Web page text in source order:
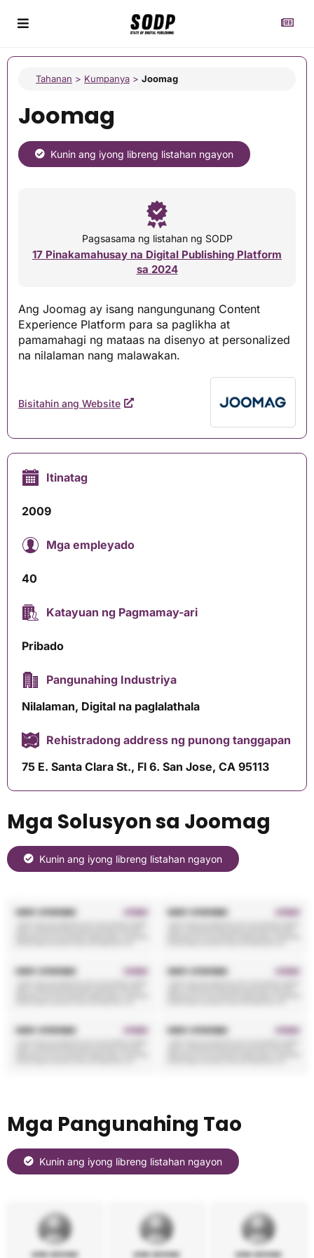
Tahanan > Kumpanya > Joomag
Joomag
Kunin ang iyong libreng listahan ngayon
Pagsasama ng listahan ng SODP
17 Pinakamahusay na Digital Publishing Platform
sa 2024
Ang Joomag ay isang nangungunang Content
Experience Platform para sa paglikha at
pamamahagi ng mataas na disenyo at personalized
na nilalaman nang malawakan.
Bisitahin ang Website
Itinatag
2009
Mga empleyado
40
Katayuan ng Pagmamay-ari
Pribado
Pangunahing Industriya
Nilalaman, Digital na paglalathala
Rehistradong address ng punong tanggapan
75 E. Santa Clara St., Fl 6. San Jose, CA 95113
Mga Solusyon sa Joomag
Kunin ang iyong libreng listahan ngayon
Mga Pangunahing Tao
Kunin ang iyong libreng listahan ngayon